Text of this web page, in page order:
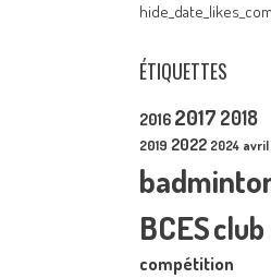
ÉTIQUETTES
2016 2017 2018
2019 2022 2024 avril
BCESclub
compétition